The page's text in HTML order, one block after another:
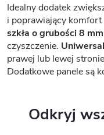
Idealny dodatek
i poprawiający
szkła o grubości 8 mm
czyszczenie.
prawej lub lewej
Dodatkowe panele są
Odkryj